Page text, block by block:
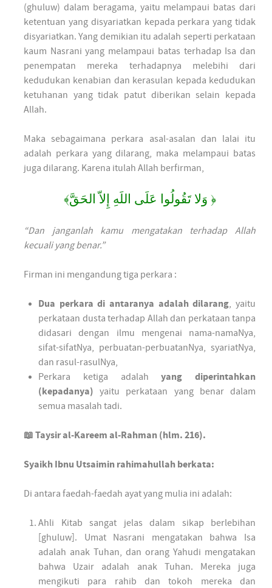
(ghuluw) dalam beragama, yaitu melampaui batas dari
ketentuan yang disyariatkan kepada perkara yang tidak
disyariatkan. Yang demikian itu adalah seperti perkataan
kaum Nasrani yang melampaui batas terhadap Isa dan
penempatan mereka terhadapnya melebihi dari
kedudukan kenabian dan kerasulan kepada kedudukan
ketuhanan yang tidak patut diberikan selain kepada
Allah.
Maka sebagaimana perkara asal-asalan dan lalai itu
adalah perkara yang dilarang, maka melampaui batas
juga dilarang. Karena itulah Allah berfirman,
﴿ وَلا تَقُولُوا عَلَى اللَهِ إِلاّ الحَقَّ﴾
“Dan janganlah kamu mengatakan terhadap Allah
kecuali yang benar.”
Firman ini mengandung tiga perkara :
Dua perkara di antaranya adalah dilarang, yaitu
perkataan dusta terhadap Allah dan perkataan tanpa
didasari dengan ilmu mengenai nama-namaNya,
sifat-sifatNya, perbuatan-perbuatanNya, syariatNya,
dan rasul-rasulNya,
Perkara ketiga adalahyang diperintahkan
(kepadanya) yaitu perkataan yang benar dalam
semua masalah tadi.
📖 Taysir al-Kareem al-Rahman (hlm. 216).
Syaikh Ibnu Utsaimin rahimahullah berkata:
Di antara faedah-faedah ayat yang mulia ini adalah:
Ahli Kitab sangat jelas dalam sikap berlebihan
[ghuluw]. Umat Nasrani mengatakan bahwa Isa
adalah anak Tuhan, dan orang Yahudi mengatakan
bahwa Uzair adalah anak Tuhan. Mereka juga
mengikuti para rahib dan tokoh mereka dan